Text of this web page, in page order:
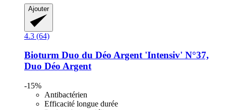
Ajouter
4.3 (64)
Bioturm Duo du Déo Argent 'Intensiv' N°37,
Duo Déo Argent
-15%
Antibactérien
Efficacité longue durée